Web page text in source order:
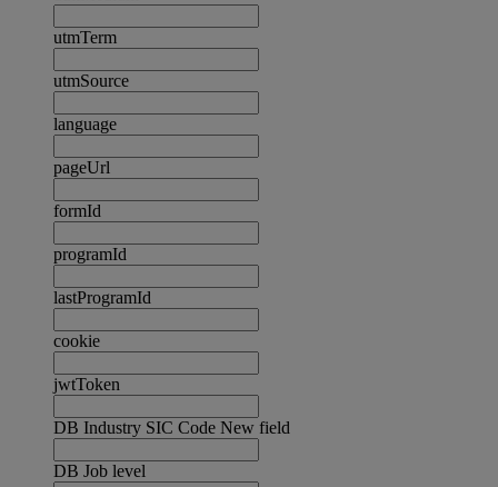
utmTerm
utmSource
language
pageUrl
formId
programId
lastProgramId
cookie
jwtToken
DB Industry SIC Code New field
DB Job level